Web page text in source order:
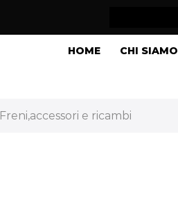
HOME CHI SIAMO
Freni,accessori e ricambi